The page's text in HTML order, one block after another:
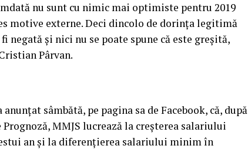
nu sunt cu nimic mai optimiste pentru 2019
motive externe. Deci dincolo de dorinţa legitimă
negată şi nici nu se poate spune că este greşită,
Pârvan.
sâmbătă, pe pagina sa de Facebook, că, după
MMJS lucrează la creşterea salariului
an şi la diferenţierea salariului minim în